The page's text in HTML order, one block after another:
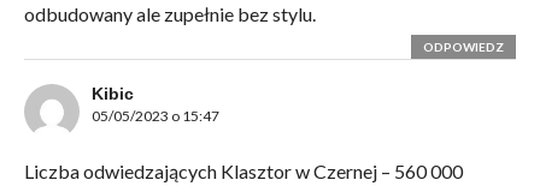
odbudowany ale zupełnie bez stylu.
ODPOWIEDZ
Kibic
05/05/2023 o 15:47
Liczba odwiedzających Klasztor w Czernej – 560 000